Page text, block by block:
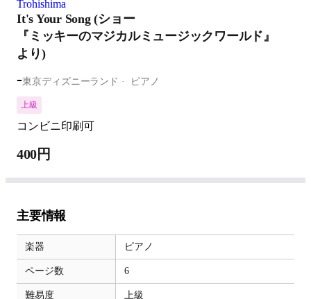
It's Your Song (ショー
『ミッキーのマジカルミュージックワールド』
より)
-東京ディズニーランド ピアノ
上級
コンビニ印刷可
400円
主要情報
楽器 ピアノ
ページ数 6
難易度 上級